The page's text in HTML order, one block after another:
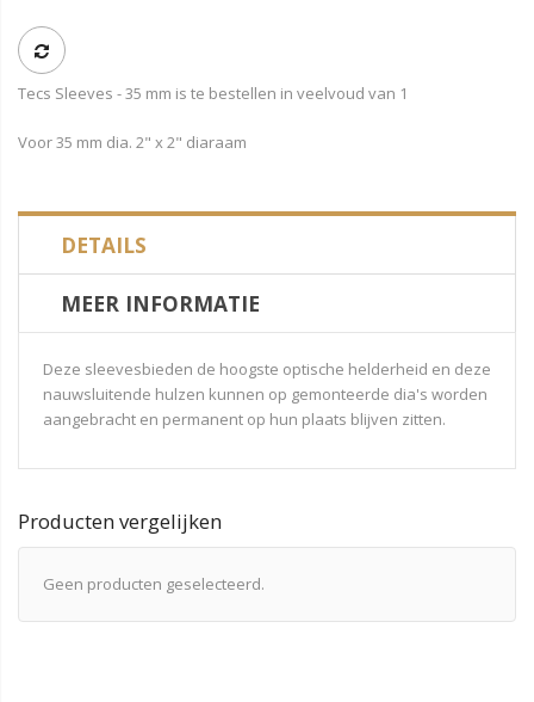
Tecs Sleeves - 35 mm is te bestellen in veelvoud van 1
Voor 35 mm dia. 2" x 2" diaraam
DETAILS
MEER INFORMATIE
Deze sleevesbieden de hoogste optische helderheid en deze
nauwsluitende hulzen kunnen op gemonteerde dia's worden
aangebracht en permanent op hun plaats blijven zitten.
Producten vergelijken
Geen producten geselecteerd.